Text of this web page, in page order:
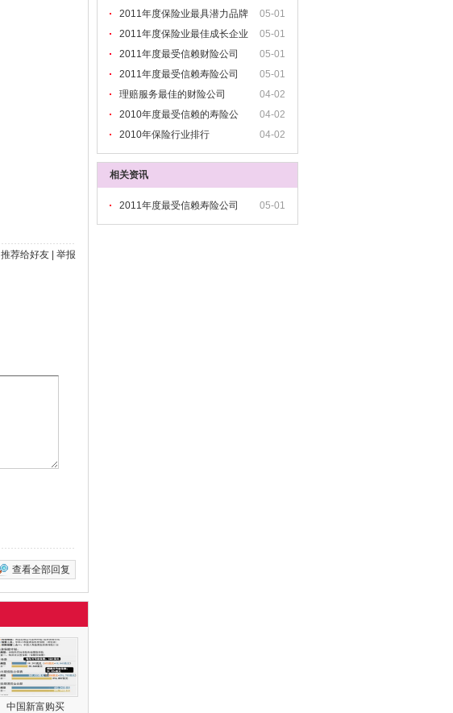
推荐给好友 举报
查看全部回复
中国新富购买
05-01
2011年度保险业最具潜力品牌
05-01
2011年度保险业最佳成长企业
05-01
2011年度最受信赖财险公司
05-01
2011年度最受信赖寿险公司
04-02
理赔服务最佳的财险公司
04-02
2010年度最受信赖的寿险公
04-02
2010年保险行业排行
相关资讯
05-01
2011年度最受信赖寿险公司